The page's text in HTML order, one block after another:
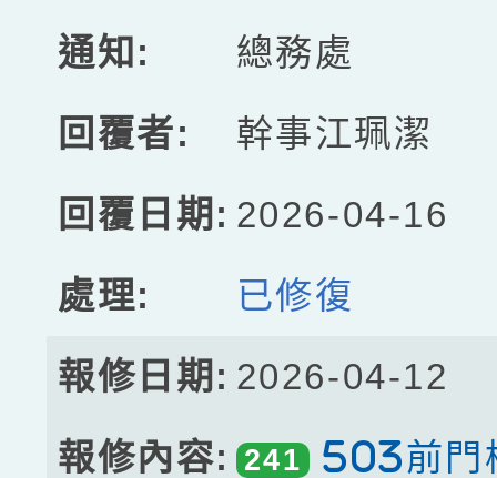
總務處
幹事江珮潔
2026-04-16
已修復
2026-04-12
241 503前門